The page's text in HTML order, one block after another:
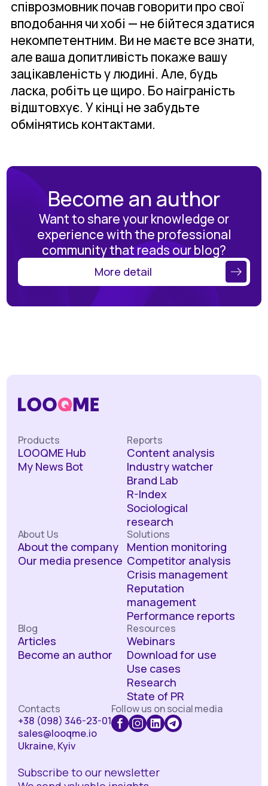
співрозмовник почав говорити про свої
вподобання чи хобі — не бійтеся здатися
некомпетентним. Ви не маєте все знати,
але ваша допитливість покаже вашу
зацікавленість у людині. Але, будь
ласка, робіть це щиро. Бо наіграність
відштовхує. У кінці не забудьте
обмінятись контактами.
Become an author
Want to share your knowledge or
experience with the professional
community that reads our blog?
More detail
Products
LOOQME Hub
My News Bot
Reports
Content analysis
Industry watcher
Brand Lab
R-Index
Sociological
research
Solutions
Mention monitoring
Competitor analysis
Crisis management
Reputation
management
Performance reports
About Us
About the company
Our media presence
Resources
Webinars
Download for use
Use cases
Research
State of PR
Blog
Articles
Become an author
Contacts
+38 (098) 346-23-01
sales@looqme.io
Ukraine, Kyiv
Follow us on social media
Subscribe to our newsletter